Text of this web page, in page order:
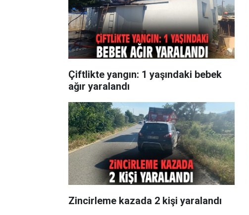
Çiftlikte yangın: 1 yaşındaki bebek
ağır yaralandı
Zincirleme kazada 2 kişi yaralandı